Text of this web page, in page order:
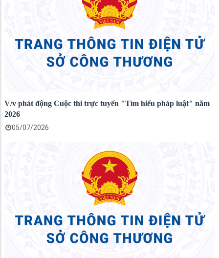
V/v phát động Cuộc thi trực tuyến "Tìm hiểu pháp luật" năm
2026
05/07/2026